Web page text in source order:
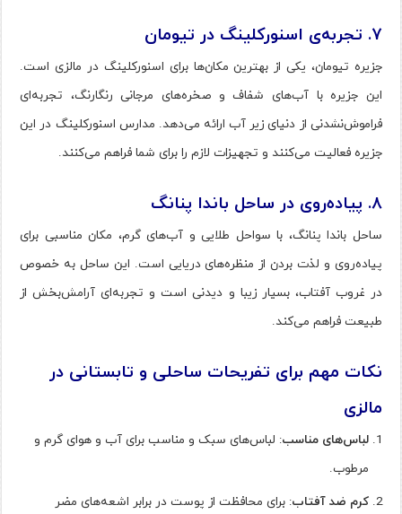
۷. تجربه‌ی اسنورکلینگ در تیومان
جزیره تیومان، یکی از بهترین مکان‌ها برای اسنورکلینگ در مالزی است.
این جزیره با آب‌های شفاف و صخره‌های مرجانی رنگارنگ، تجربه‌ای
فراموش‌نشدنی از دنیای زیر آب ارائه می‌دهد. مدارس اسنورکلینگ در این
جزیره فعالیت می‌کنند و تجهیزات لازم را برای شما فراهم می‌کنند.
۸. پیاده‌روی در ساحل باندا پنانگ
ساحل باندا پنانگ، با سواحل طلایی و آب‌های گرم، مکان مناسبی برای
پیاده‌روی و لذت بردن از منظره‌های دریایی است. این ساحل به خصوص
در غروب آفتاب، بسیار زیبا و دیدنی است و تجربه‌ای آرامش‌بخش از
طبیعت فراهم می‌کند.
نکات مهم برای تفریحات ساحلی و تابستانی در
مالزی
لباس‌های مناسب: لباس‌های سبک و مناسب برای آب و هوای گرم و
مرطوب.
کرم ضد آفتاب: برای محافظت از پوست در برابر اشعه‌های مضر